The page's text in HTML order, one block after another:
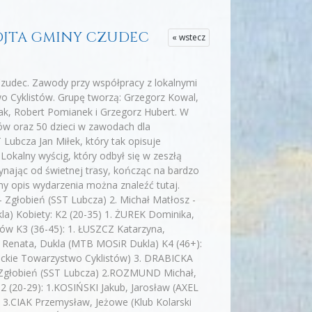
« wstecz
GMINY CZUDEC
Zawody przy współpracy z lokalnymi
Cyklistów. Grupę tworzą: Grzegorz Kowal,
Robert Pomianek i Grzegorz Hubert. W
oraz 50 dzieci w zawodach dla
Jan Miłek, który tak opisuje
wyścig, który odbył się w zeszłą
od świetnej trasy, kończąc na bardzo
opis wydarzenia można znaleźć tutaj.
(SST Lubcza) 2. Michał Matłosz -
Kobiety: K2 (20-35) 1. ŻUREK Dominika,
K3 (36-45): 1. ŁUSZCZ Katarzyna,
Dukla (MTB MOSiR Dukla) K4 (46+):
Towarzystwo Cyklistów) 3. DRABICKA
(SST Lubcza) 2.ROZMUND Michał,
29): 1.KOSIŃSKI Jakub, Jarosław (AXEL
Przemysław, Jeżowe (Klub Kolarski